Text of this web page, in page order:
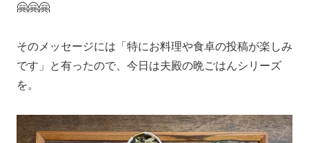
🤗🤗🤗
そのメッセージには「特にお料理や食卓の投稿が楽しみ
です」と有ったので、今日は夫殿の晩ごはんシリーズ
を。